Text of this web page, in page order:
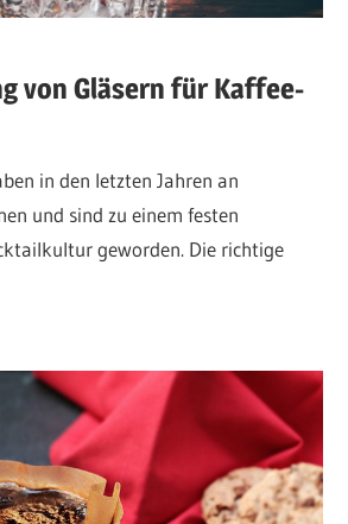
von Gläsern für Kaffee-
in den letzten Jahren an
und sind zu einem festen
geworden. Die richtige